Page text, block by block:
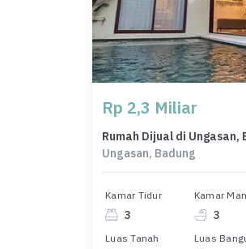
Rp 2,3 Miliar
Ungasan, Badung
Kamar Tidur
3
Kamar
3
Luas Tanah Luas